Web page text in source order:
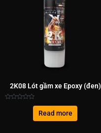
2K08 Lót gầm xe Epoxy (đen)
Read more